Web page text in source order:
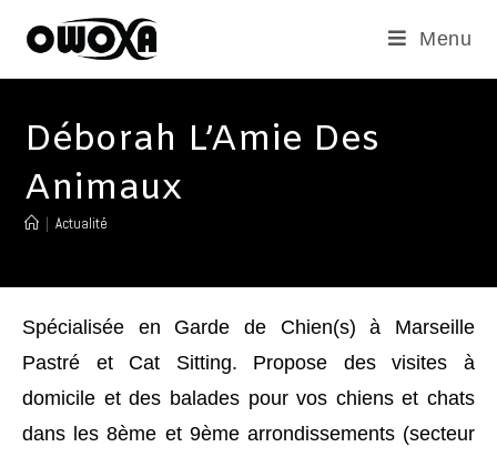
Menu
Déborah L’Amie Des
Animaux
| Actualité
Spécialisée en Garde de Chien(s) à Marseille
Pastré et Cat Sitting. Propose des visites à
domicile et des balades pour vos chiens et chats
dans les 8ème et 9ème arrondissements (secteur